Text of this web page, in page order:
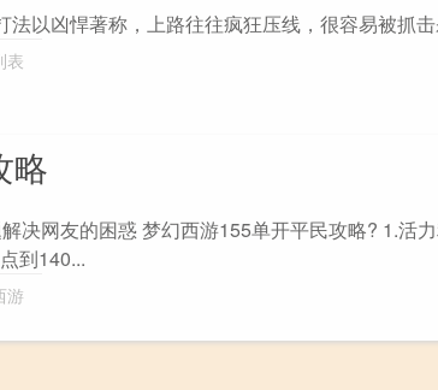
以凶悍著称，上路往往疯狂压线，很容易被抓击
表
略
决网友的困惑 梦幻西游155单开平民攻略? 1.活
到140...
游